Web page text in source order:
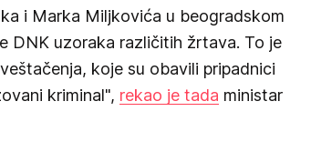
i Marka Miljkovića u beogradskom
DNK uzoraka različitih žrtava. To je
koje su obavili pripadnici
kriminal", rekao je tada ministar